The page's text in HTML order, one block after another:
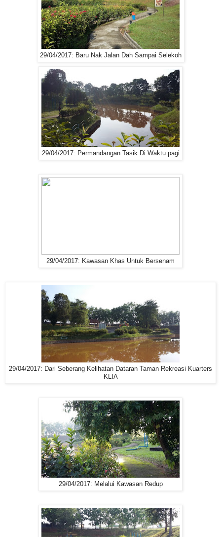
29/04/2017: Baru Nak Jalan Dah Sampai Selekoh
29/04/2017: Permandangan Tasik Di Waktu pagi
29/04/2017: Kawasan Khas Untuk Bersenam
29/04/2017: Dari Seberang Kelihatan Dataran Taman Rekreasi Kuarters
KLIA
29/04/2017: Melalui Kawasan Redup